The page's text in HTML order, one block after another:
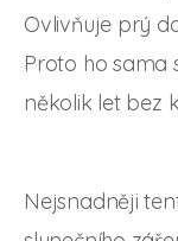
Ovlivňuje prý
Proto ho sama
několik let bez
Nejsnadněji